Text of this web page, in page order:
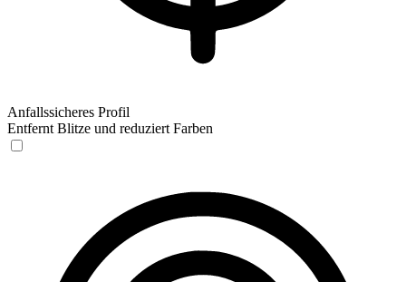
Anfallssicheres Profil
Entfernt Blitze und reduziert Farben